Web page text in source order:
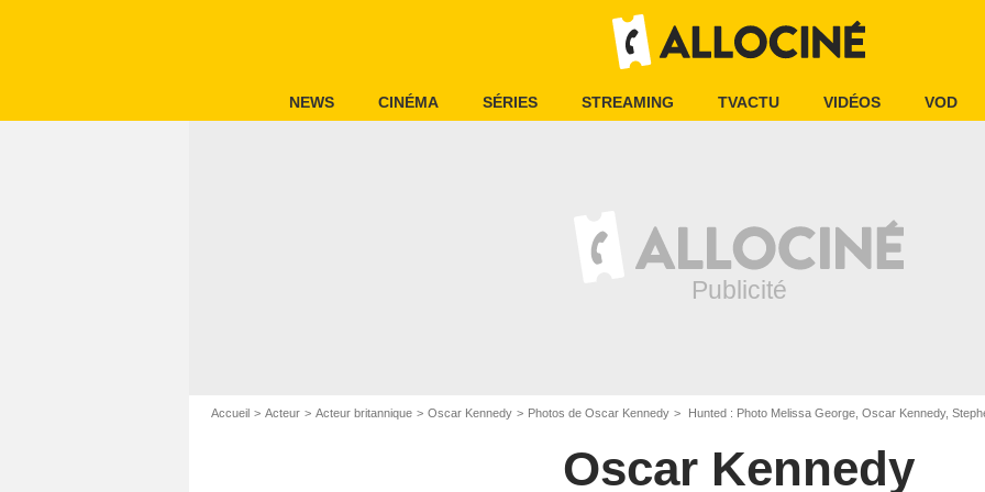
NEWS CINÉMA SÉRIES STREAMING TVACTU VIDÉOS VOD
Accueil Acteur Acteur britannique Oscar Kennedy Photos de Oscar Kennedy Hunted : Photo Melissa George, Oscar Kennedy,
Oscar Kennedy